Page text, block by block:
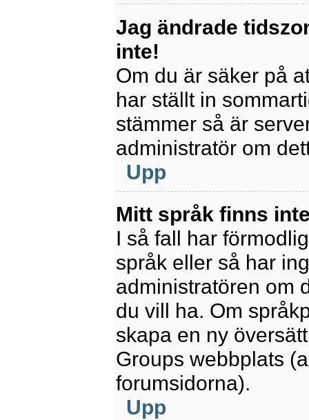
Jag ändrade
inte!
Om du är säker på
har ställt in
stämmer så är
administratör om
Upp
Mitt språk finns
I så fall har
språk eller så har
administratören om
du vill ha. Om
skapa en ny
Groups webbplats
forumsidorna).
Upp